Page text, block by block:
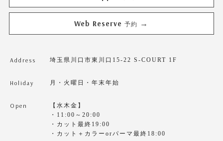
Web Reserve 予約 →
Address 埼玉県川口市東川口15-22 S-COURT 1F
Holiday 月・火曜日・年末年始
Open
【水木金】
・11:00～20:00
・カット最終19:00
・カット＋カラーorパーマ最終18:00